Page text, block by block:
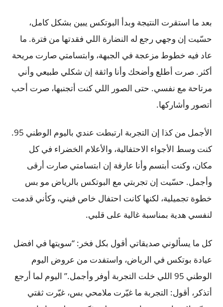
بعد ما استقرت النتيجة وبدأ البوتكس يبين بشكل كامل،
حسّيت إن وجهي رجع له النضارة اللي فقدتها من فترة. ما
عاد فيه خطوط مزعجة في الجبهة، وابتسامتي صارت مريحة
أكثر. صرت أطلع وأضحك وأنا واثقة إن شكلي طبيعي وأني
مرتاحة مع نفسي. حتى الصور اللي كنت أتجنبها، صرت أحب
أتصور وأشاركها.
الأجمل من كذا إن التجربة ارتبطت عندي باليوم الوطني 95.
كنت وسط الأجواء الاحتفالية، والأعلام الخضراء في كل
مكان، وكنت أبتسم وأنا عارفة إن ابتسامتي صارت أرقى
وأجمل. حسّيت إن تجربتي مع البوتكس بالرياض مو بس
خطوة تجميلية، لكنها كانت احتفال خاص فيني، وكأني قدمت
لنفسي هدية بمناسبة غالية على قلبي.
كل ما يسألوني صديقاتي أقول بكل فخر: “سويتها في افضل
عيادة بوتكس في الرياض، واستفدت من عروض اليوم
الوطني 95 اللي خلت التجربة أوفر وأجمل.” اليوم لما أرجع
أتذكر، أقول: التجربة ما غيّرت ملامحي بس، غيّرت ثقتي